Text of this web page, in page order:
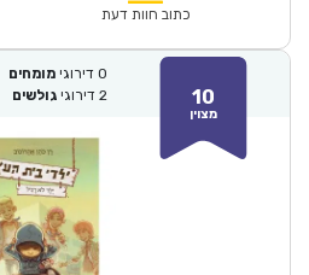
₪57.00.
כתוב חוות דעת
10
מצוין
0 דירוגי מומחים
2 דירוגי גולשים